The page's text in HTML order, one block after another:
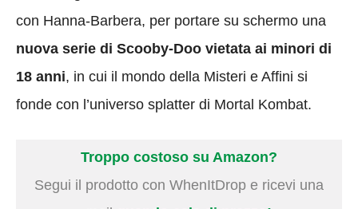
con Hanna-Barbera, per portare su schermo una
nuova serie di Scooby-Doo vietata ai minori di
18 anni, in cui il mondo della Misteri e Affini si
fonde con l’universo splatter di Mortal Kombat.
Troppo costoso su Amazon?
Segui il prodotto con WhenItDrop e ricevi una